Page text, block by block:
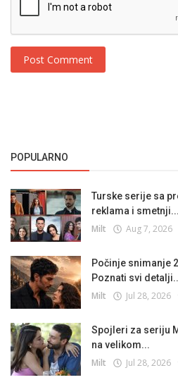
Post Comment
POPULARNO
Turske serije sa
reklama i smetnji...
Milt Aug 7, 2026
Počinje snimanje
Poznati svi
Milt Jul 28, 2026
Spojleri za seriju
na velikom...
Milt Jul 28, 2026